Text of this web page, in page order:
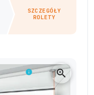
SZCZEGÓŁY
ROLETY
info zoom_in